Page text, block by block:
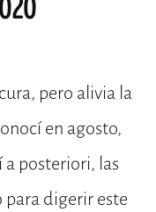
pero alivia la
en agosto,
posteriori, las
digerir este